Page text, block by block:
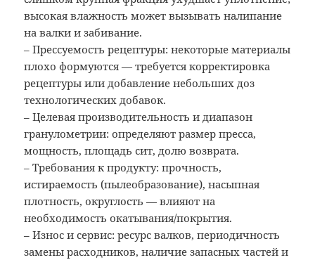
высокая влажность может вызывать налипание
на валки и забивание.
– Прессуемость рецептуры: некоторые материалы
плохо формуются — требуется корректировка
рецептуры или добавление небольших доз
технологических добавок.
– Целевая производительность и диапазон
гранулометрии: определяют размер пресса,
мощность, площадь сит, долю возврата.
– Требования к продукту: прочность,
истираемость (пылеобразование), насыпная
плотность, округлость — влияют на
необходимость окатывания/покрытия.
– Износ и сервис: ресурс валков, периодичность
замены расходников, наличие запасных частей и